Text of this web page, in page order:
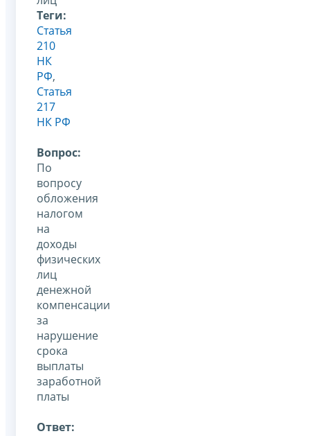
Теги:
Статья
210
НК
РФ,
Статья
217
НК РФ
Вопрос:
По
вопросу
обложения
налогом
на
доходы
физических
лиц
денежной
компенсации
за
нарушение
срока
выплаты
заработной
платы
Ответ: